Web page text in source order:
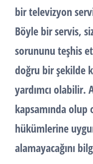
bir televizyon
Böyle bir servis,
sorununu teşhis
doğru bir şekilde
yardımcı olabilir.
kapsamında olup
hükümlerine
alamayacağını